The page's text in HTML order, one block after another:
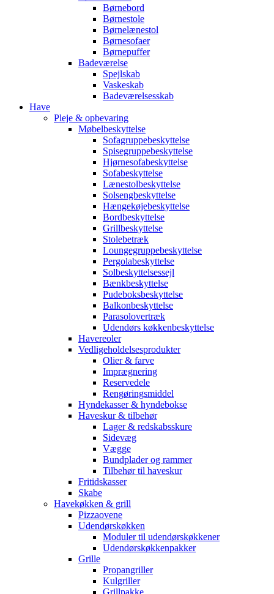
Børnebord
Børnestole
Børnelænestol
Børnesofaer
Børnepuffer
Badeværelse
Spejlskab
Vaskeskab
Badeværelsesskab
Have
Pleje & opbevaring
Møbelbeskyttelse
Sofagruppebeskyttelse
Spisegruppebeskyttelse
Hjørnesofabeskyttelse
Sofabeskyttelse
Lænestolbeskyttelse
Solsengbeskyttelse
Hængekøjebeskyttelse
Bordbeskyttelse
Grillbeskyttelse
Stolebetræk
Loungegruppebeskyttelse
Pergolabeskyttelse
Solbeskyttelsessejl
Bænkbeskyttelse
Pudeboksbeskyttelse
Balkonbeskyttelse
Parasolovertræk
Udendørs køkkenbeskyttelse
Havereoler
Vedligeholdelsesprodukter
Olier & farve
Imprægnering
Reservedele
Rengøringsmiddel
Hyndekasser & hyndebokse
Haveskur & tilbehør
Lager & redskabsskure
Sidevæg
Vægge
Bundplader og rammer
Tilbehør til haveskur
Fritidskasser
Skabe
Havekøkken & grill
Pizzaovene
Udendørskøkken
Moduler til udendørskøkkener
Udendørskøkkenpakker
Grille
Propangriller
Kulgriller